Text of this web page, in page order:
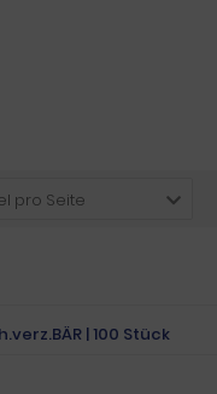
pro Seite
| 100 Stück